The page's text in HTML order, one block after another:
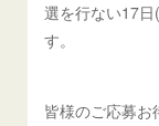
選を行ない17
す。
皆様のご応募お